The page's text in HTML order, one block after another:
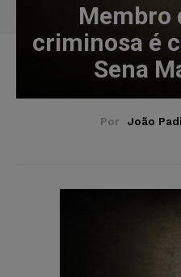
Membro
criminosa é
Sena
Por João Padi